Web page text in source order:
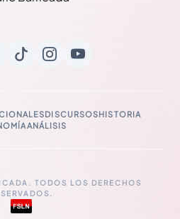
DISCURSOSHISTORIA
ANÁLISIS
TODOS LOS DERECHOS